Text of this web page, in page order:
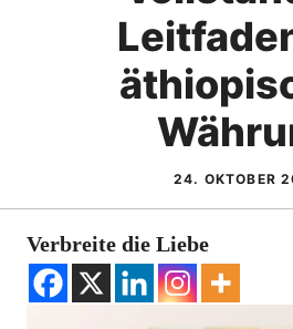
24. OKTOBER
Verbreite die Liebe